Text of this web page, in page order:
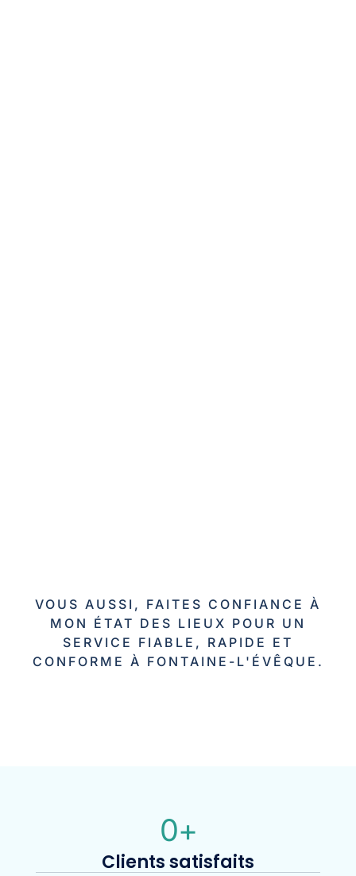
VOUS AUSSI, FAITES CONFIANCE À
MON ÉTAT DES LIEUX POUR UN
SERVICE FIABLE, RAPIDE ET
CONFORME À FONTAINE-L'ÉVÊQUE.
Clients satisfaits
0+